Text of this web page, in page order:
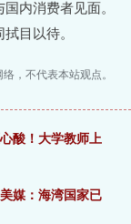
内消费者见面。
目以待。
，不代表本站观点。
酸！大学教师上
媒：海湾国家已